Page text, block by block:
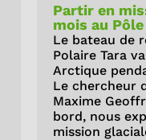
Partir en
mois au
Le bateau de
Polaire Tara
Arctique
Le chercheur
Maxime
bord, nous
mission